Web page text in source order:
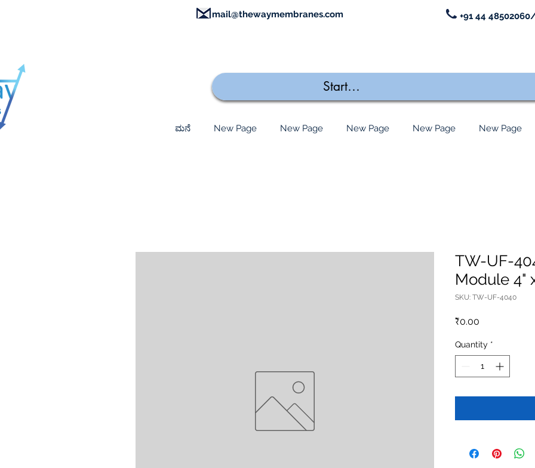
mail@thewaymembranes.com +91 44
ಮನೆ New Page New Page New Page New Page New Page
TW-UF-
Module 4"
SKU: TW-UF-4040
₹0.00
Quantity *